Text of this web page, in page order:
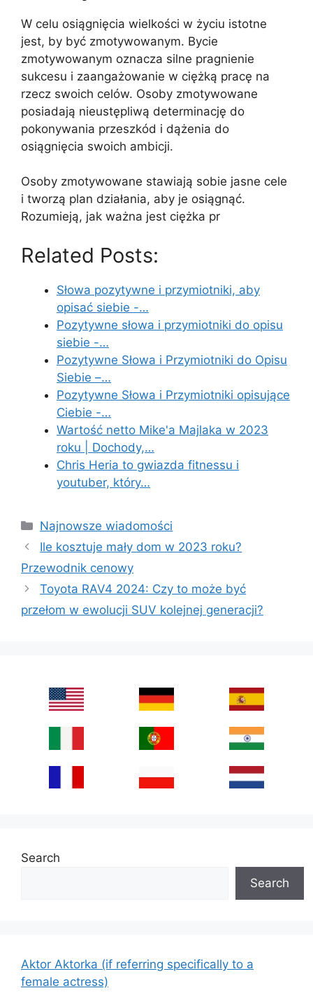
W celu osiągnięcia wielkości w życiu istotne
jest, by być zmotywowanym. Bycie
zmotywowanym oznacza silne pragnienie
sukcesu i zaangażowanie w ciężką pracę na
rzecz swoich celów. Osoby zmotywowane
posiadają nieustępliwą determinację do
pokonywania przeszkód i dążenia do
osiągnięcia swoich ambicji.
Osoby zmotywowane stawiają sobie jasne cele
i tworzą plan działania, aby je osiągnąć.
Rozumieją, jak ważna jest ciężka pr
Related Posts:
Słowa pozytywne i przymiotniki, aby
opisać siebie -…
Pozytywne słowa i przymiotniki do opisu
siebie -…
Pozytywne Słowa i Przymiotniki do Opisu
Siebie –…
Pozytywne Słowa i Przymiotniki opisujące
Ciebie -…
Wartość netto Mike'a Majlaka w 2023
roku | Dochody,…
Chris Heria to gwiazda fitnessu i
youtuber, który…
Categories
Najnowsze wiadomości
Ile kosztuje mały dom w 2023 roku?
Przewodnik cenowy
Toyota RAV4 2024: Czy to może być
przełom w ewolucji SUV kolejnej generacji?
Search
Search
Aktor Aktorka (if referring specifically to a
female actress)